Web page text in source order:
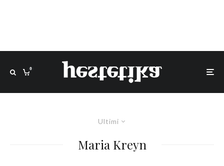
0
Ultimi
Maria Kreyn